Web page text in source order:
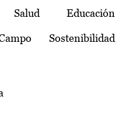
Salud Educación
Sostenibilidad